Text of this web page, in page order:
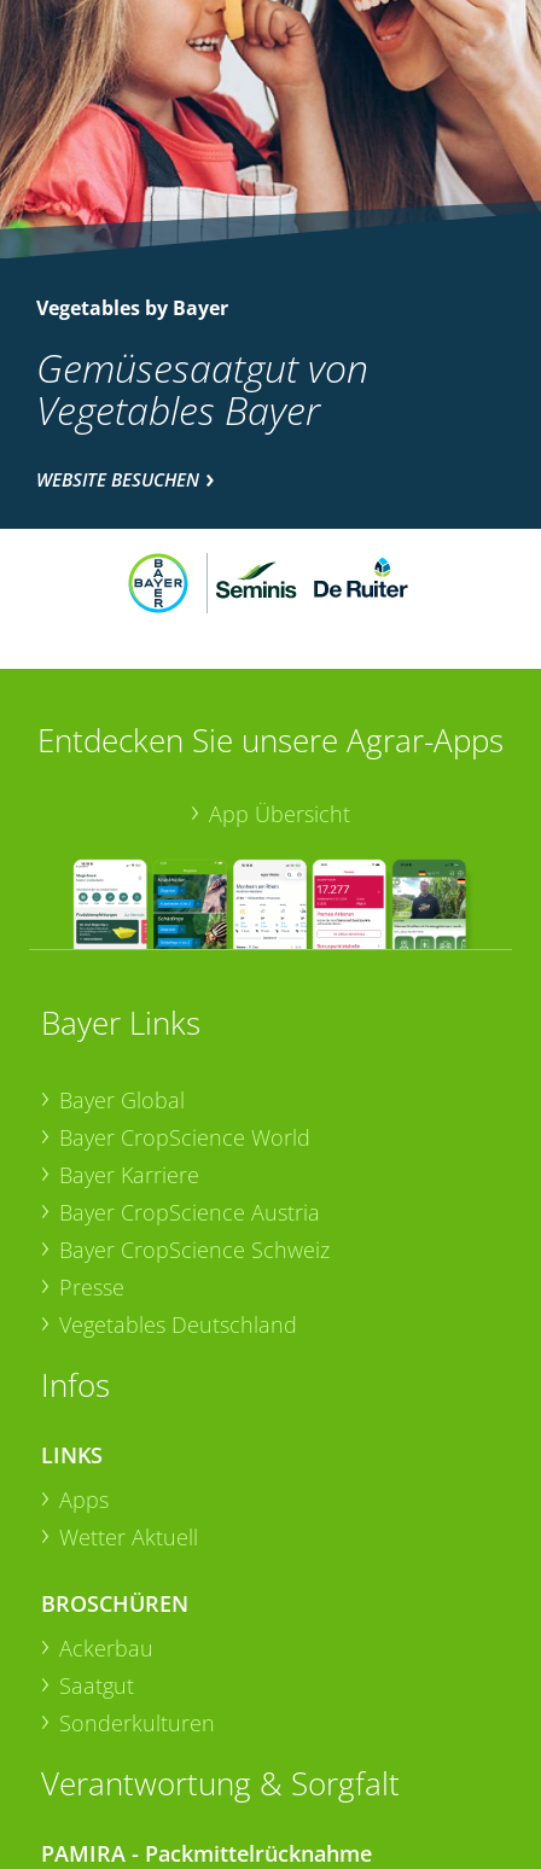
Vegetables by Bayer
Gemüsesaatgut von
Vegetables Bayer
WEBSITE BESUCHEN
Entdecken Sie unsere Agrar-Apps
App Übersicht
Bayer Links
Bayer Global
Bayer CropScience World
Bayer Karriere
Bayer CropScience Austria
Bayer CropScience Schweiz
Presse
Vegetables Deutschland
Infos
LINKS
Apps
Wetter Aktuell
BROSCHÜREN
Ackerbau
Saatgut
Sonderkulturen
Verantwortung & Sorgfalt
PAMIRA - Packmittelrücknahme